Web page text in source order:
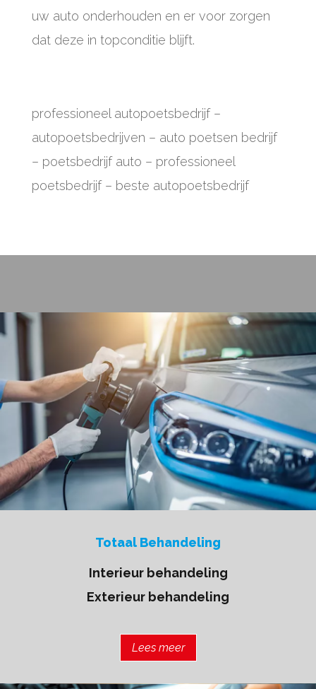
uw auto onderhouden en er voor zorgen
dat deze in topconditie blijft.
professioneel autopoetsbedrijf–
autopoetsbedrijven – auto poetsen bedrijf
– poetsbedrijf auto – professioneel
poetsbedrijf – beste autopoetsbedrijf
Totaal Behandeling
Interieur behandeling
Exterieur behandeling
Lees meer